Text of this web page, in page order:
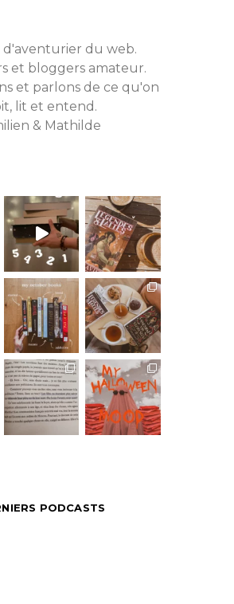
d'aventurier du web.
et bloggers amateur.
et parlons de ce qu'on
lit et entend.
& Mathilde
PODCASTS